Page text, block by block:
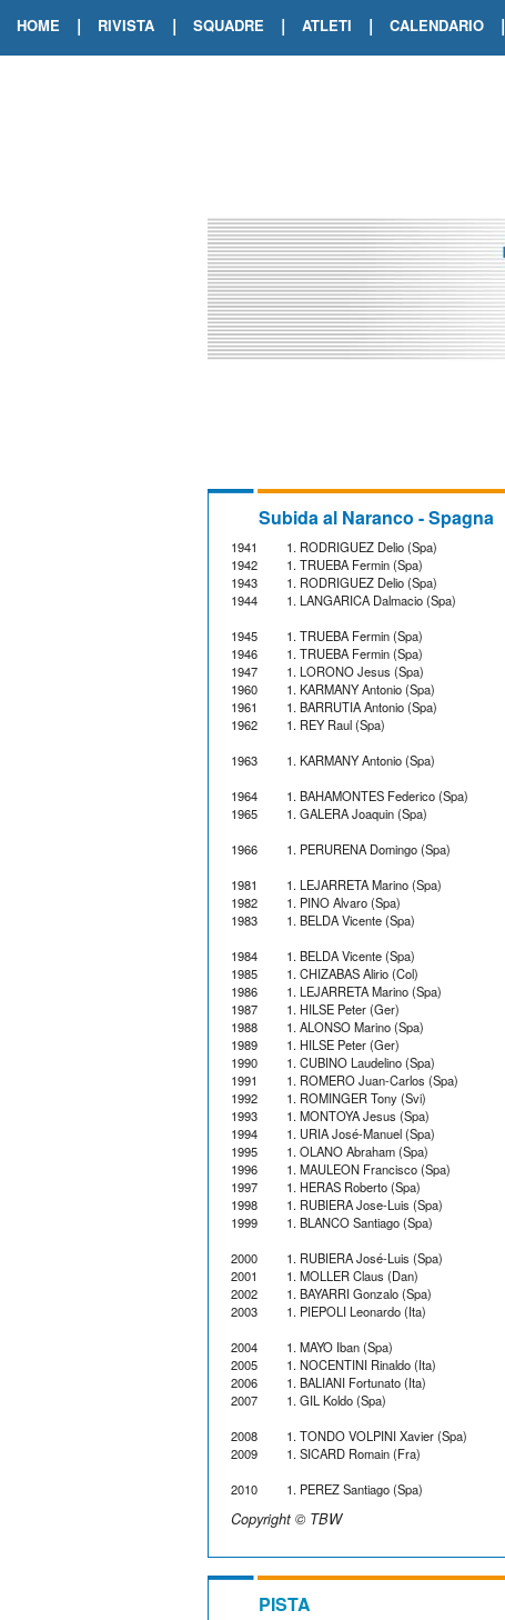
HOME | RIVISTA | SQUADRE | ATLETI | CALENDARIO |
Subida al Naranco - Spagna
1941 1. RODRIGUEZ Delio (Spa)
1942
1. TRUEBA Fermin (Spa)
1943
1. RODRIGUEZ Delio (Spa)
1944
1. LANGARICA Dalmacio (Spa)
1945
1. TRUEBA Fermin (Spa)
1946
1. TRUEBA Fermin (Spa)
1947
1. LORONO Jesus (Spa)
1960
1. KARMANY Antonio (Spa)
1961
1. BARRUTIA Antonio (Spa)
1962
1. REY Raul (Spa)
1963
1. KARMANY Antonio (Spa)
1964
1. BAHAMONTES Federico (Spa)
1965
1. GALERA Joaquin (Spa)
1966
1. PERURENA Domingo (Spa)
1981
1. LEJARRETA Marino (Spa)
1982
1. PINO Alvaro (Spa)
1983
1. BELDA Vicente (Spa)
1984
1. BELDA Vicente (Spa)
1985
1. CHIZABAS Alirio (Col)
1986
1. LEJARRETA Marino (Spa)
1987
1. HILSE Peter (Ger)
1988
1. ALONSO Marino (Spa)
1989
1. HILSE Peter (Ger)
1990
1. CUBINO Laudelino (Spa)
1991
1. ROMERO Juan-Carlos (Spa)
1992
1. ROMINGER Tony (Svi)
1993
1. MONTOYA Jesus (Spa)
1994
1. URIA José-Manuel (Spa)
1995
1. OLANO Abraham (Spa)
1996
1. MAULEON Francisco (Spa)
1997
1. HERAS Roberto (Spa)
1998
1. RUBIERA Jose-Luis (Spa)
1999
1. BLANCO Santiago (Spa)
2000
1. RUBIERA José-Luis (Spa)
2001
1. MOLLER Claus (Dan)
2002
1. BAYARRI Gonzalo (Spa)
2003
1. PIEPOLI Leonardo (Ita)
2004
1. MAYO Iban (Spa)
2005
1. NOCENTINI Rinaldo (Ita)
2006
1. BALIANI Fortunato (Ita)
2007
1. GIL Koldo (Spa)
2008
1. TONDO VOLPINI Xavier (Spa)
2009
1. SICARD Romain (Fra)
2010
1. PEREZ Santiago (Spa)
Copyright © TBW
PISTA